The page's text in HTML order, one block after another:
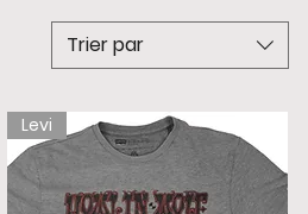
Trier par
Levi